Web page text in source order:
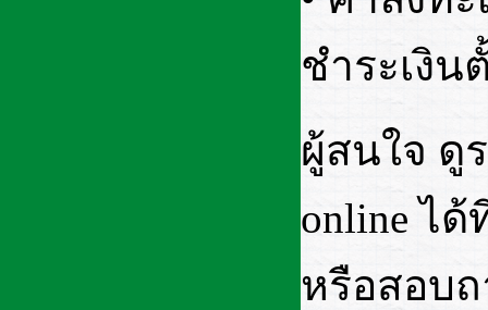
ชำระเงิน
ผู้สนใจ ดู
online ได้
หรือสอบ